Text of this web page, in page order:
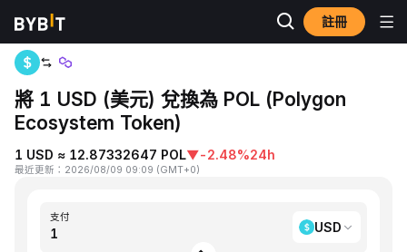
註冊
首頁 USD to POL
將 1 USD (美元) 兌換為 POL (Polygon
Ecosystem Token)
1 USD ≈ 12.87332647 POL▼-2.48%24h
最近更新 ： 2026/08/09 09:09 (GMT+0)
支付
USD